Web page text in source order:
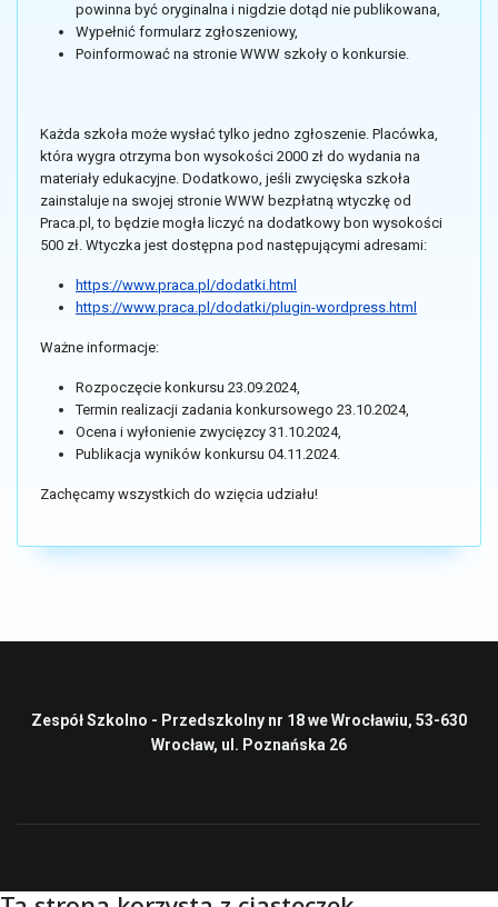
powinna być oryginalna i nigdzie dotąd nie publikowana,
Wypełnić formularz zgłoszeniowy,
Poinformować na stronie WWW szkoły o konkursie.
Każda szkoła może wysłać tylko jedno zgłoszenie. Placówka,
która wygra otrzyma bon wysokości 2000 zł do wydania na
materiały edukacyjne. Dodatkowo, jeśli zwycięska szkoła
zainstaluje na swojej stronie WWW bezpłatną wtyczkę od
Praca.pl, to będzie mogła liczyć na dodatkowy bon wysokości
500 zł. Wtyczka jest dostępna pod następującymi adresami:
https://www.praca.pl/dodatki.html
https://www.praca.pl/dodatki/plugin-wordpress.html
Ważne informacje:
Rozpoczęcie konkursu 23.09.2024,
Termin realizacji zadania konkursowego 23.10.2024,
Ocena i wyłonienie zwycięzcy 31.10.2024,
Publikacja wyników konkursu 04.11.2024.
Zachęcamy wszystkich do wzięcia udziału!
Zespół Szkolno - Przedszkolny nr 18 we Wrocławiu, 53-630
Wrocław, ul. Poznańska 26